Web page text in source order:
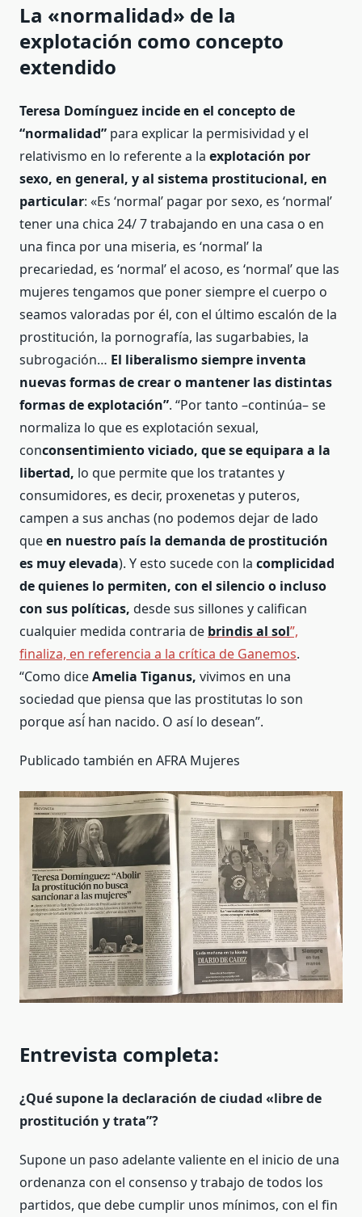
La «normalidad» de la
explotación como concepto
extendido
Teresa Domínguez incide en el concepto de
“normalidad” para explicar la permisividad y el
relativismo en lo referente a la explotación por
sexo, en general, y al sistema prostitucional, en
particular: «Es ‘normal’ pagar por sexo, es ‘normal’
tener una chica 24/ 7 trabajando en una casa o en
una finca por una miseria, es ‘normal’ la
precariedad, es ‘normal’ el acoso, es ‘normal’ que las
mujeres tengamos que poner siempre el cuerpo o
seamos valoradas por él, con el último escalón de la
prostitución, la pornografía, las sugarbabies, la
subrogación… El liberalismo siempre inventa
nuevas formas de crear o mantener las distintas
formas de explotación”. “Por tanto –continúa– se
normaliza lo que es explotación sexual,
conconsentimiento viciado, que se equipara a la
libertad, lo que permite que los tratantes y
consumidores, es decir, proxenetas y puteros,
campen a sus anchas (no podemos dejar de lado
queen nuestro país la demanda de prostitución
es muy elevada). Y esto sucede con la complicidad
de quienes lo permiten, con el silencio o incluso
con sus políticas, desde sus sillones y califican
cualquier medida contraria de brindis al sol”,
finaliza, en referencia a la crítica de Ganemos.
“Como diceAmelia Tiganus, vivimos en una
sociedad que piensa que las prostitutas lo son
porque así́ han nacido. O así lo desean”.
Publicado también en AFRA Mujeres
Entrevista completa:
¿Qué supone la declaración de ciudad «libre de
prostitución y trata”?
Supone un paso adelante valiente en el inicio de una
ordenanza con el consenso y trabajo de todos los
partidos, que debe cumplir unos mínimos, con el fin